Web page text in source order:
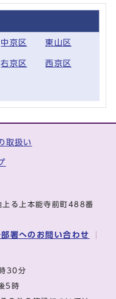
中京区 東山区
右京区 西京区
取扱い
る上本能寺前町488番
部署へのお問い合わせ
時30分
後5時